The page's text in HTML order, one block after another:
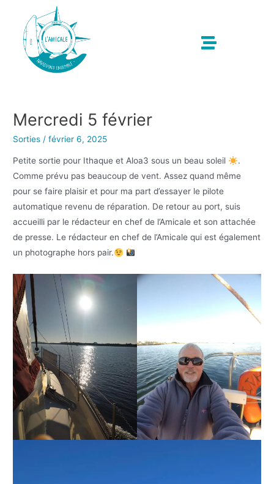
Mercredi 5 février
Sorties /février 6, 2025
Petite sortie pour Ithaque et Aloa3 sous un beau soleil
.
Comme prévu pas beaucoup de vent. Assez quand même
pour se faire plaisir et pour ma part d’essayer le pilote
automatique revenu de réparation. De retour au port, suis
accueilli par le rédacteur en chef de l’Amicale et son attachée
de presse. Le rédacteur en chef de l’Amicale qui est également
un photographe hors pair.